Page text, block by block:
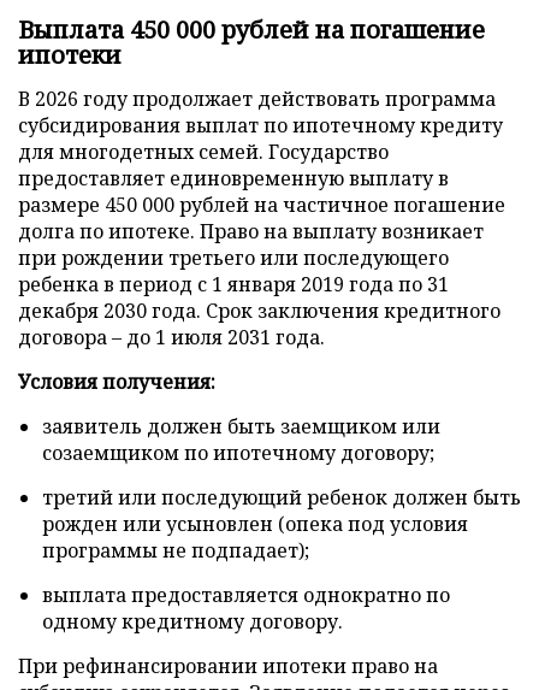
Выплата 450 000 рублей на погашение
ипотеки
В 2026 году продолжает действовать программа
субсидирования выплат по ипотечному кредиту
для многодетных семей. Государство
предоставляет единовременную выплату в
размере 450 000 рублей на частичное погашение
долга по ипотеке. Право на выплату возникает
при рождении третьего или последующего
ребенка в период с 1 января 2019 года по 31
декабря 2030 года. Срок заключения кредитного
договора – до 1 июля 2031 года.
Условия получения:
заявитель должен быть заемщиком или
созаемщиком по ипотечному договору;
третий или последующий ребенок должен быть
рожден или усыновлен (опека под условия
программы не подпадает);
выплата предоставляется однократно по
одному кредитному договору.
При рефинансировании ипотеки право на